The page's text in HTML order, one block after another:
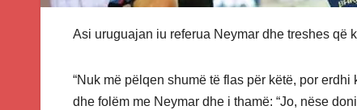
Asi uruguajan iu referua Neymar dhe treshes që
“Nuk më pëlqen shumë të flas për këtë, por
dhe folëm me Neymar dhe i thamë: “Jo, nëse